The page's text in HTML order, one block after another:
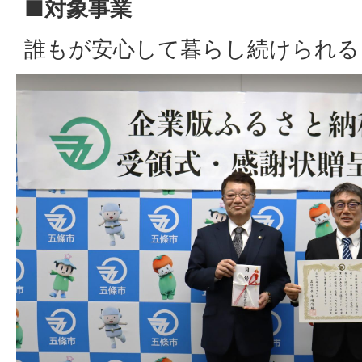
■対象事業
誰もが安心して暮らし続けられ